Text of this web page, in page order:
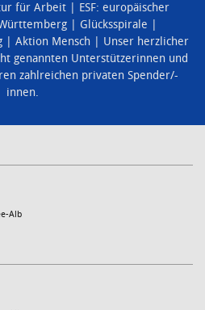
für Arbeit
ESF: europäischer
Glücksspirale
Aktion Mensch
Unser herzlicher
genannten Unterstützerinnen und
zahlreichen privaten Spender/-
innen.
Alb